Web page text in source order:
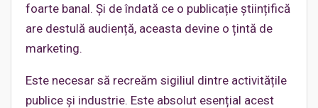
foarte banal. Și de îndată ce o publicație științifică
are destulă audiență, aceasta devine o țintă de
marketing.
Este necesar să recreăm sigiliul dintre activitățile
publice și industrie. Este absolut esențial acest